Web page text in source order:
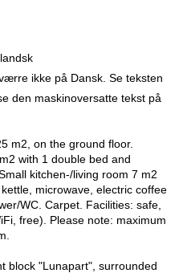
ikke på Dansk. Se teksten
den maskinoversatte tekst på
m2, on the ground floor.
with 1 double bed and
kitchen-/living room 7 m2
microwave, electric coffee
WC. Carpet. Facilities: safe,
free). Please note: maximum
block "Lunapart", surrounded